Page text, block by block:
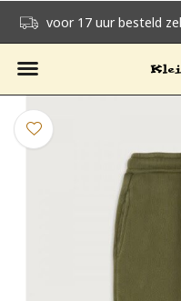
voor 17 uur besteld zelfde